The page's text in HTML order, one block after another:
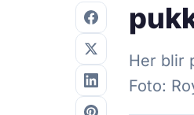
Her blir
Foto: